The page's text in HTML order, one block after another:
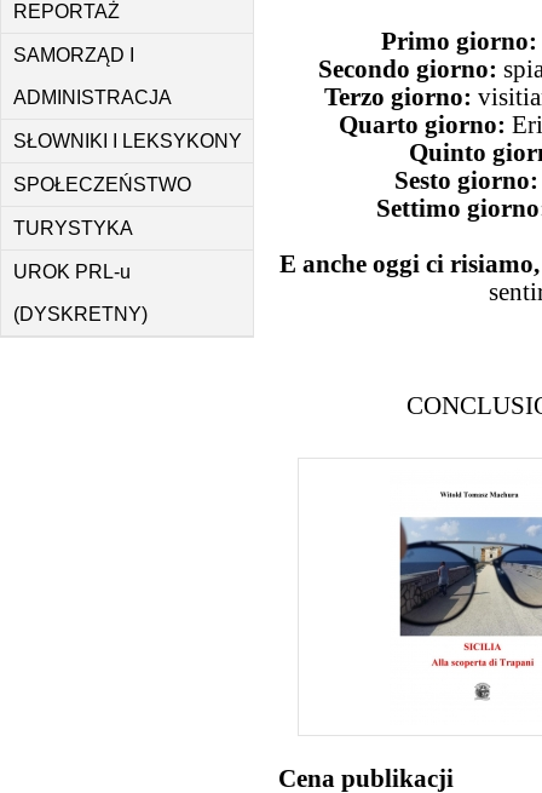
REPORTAŻ
SAMORZĄD I
ADMINISTRACJA
SŁOWNIKI I LEKSYKONY
SPOŁECZEŃSTWO
TURYSTYKA
UROK PRL-u
(DYSKRETNY)
Primo giorno:
Secondo giorno:
Terzo giorno:
Quarto giorno:
Quinto
Sesto giorno:
Settimo
E anche oggi ci
Cena publikacji